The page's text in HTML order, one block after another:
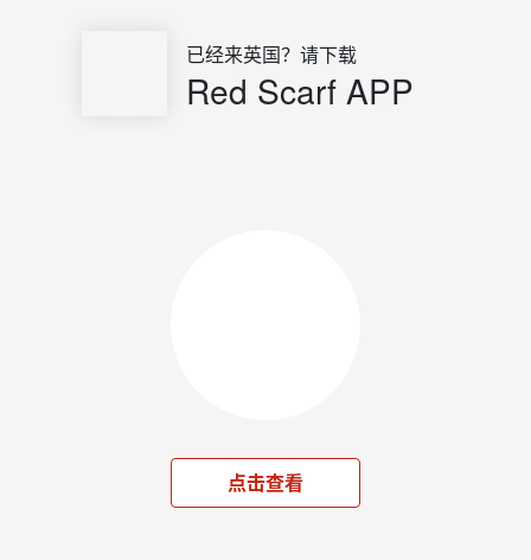
已经来英国？请下载
Red Scarf APP
点击查看